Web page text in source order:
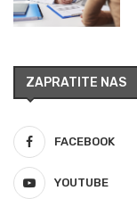
ZAPRATITE NAS
FACEBOOK
YOUTUBE